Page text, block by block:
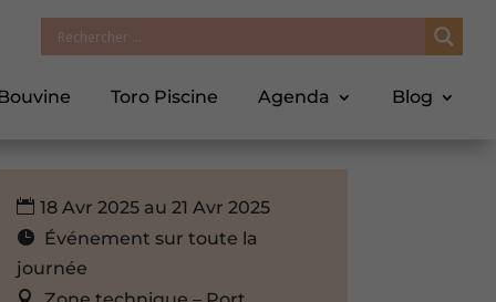
Toro Piscine Agenda Blog
18 Avr 2025 au 21 Avr 2025
Événement sur toute la
journée